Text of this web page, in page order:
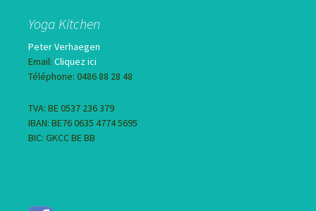
Yoga Kitchen
Peter Verhaegen
Email: Cliquez ici
Téléphone: 0486 88 28 48
TVA: BE 0537 236 379
IBAN: BE76 0635 4774 5695
BIC: GKCC BE BB